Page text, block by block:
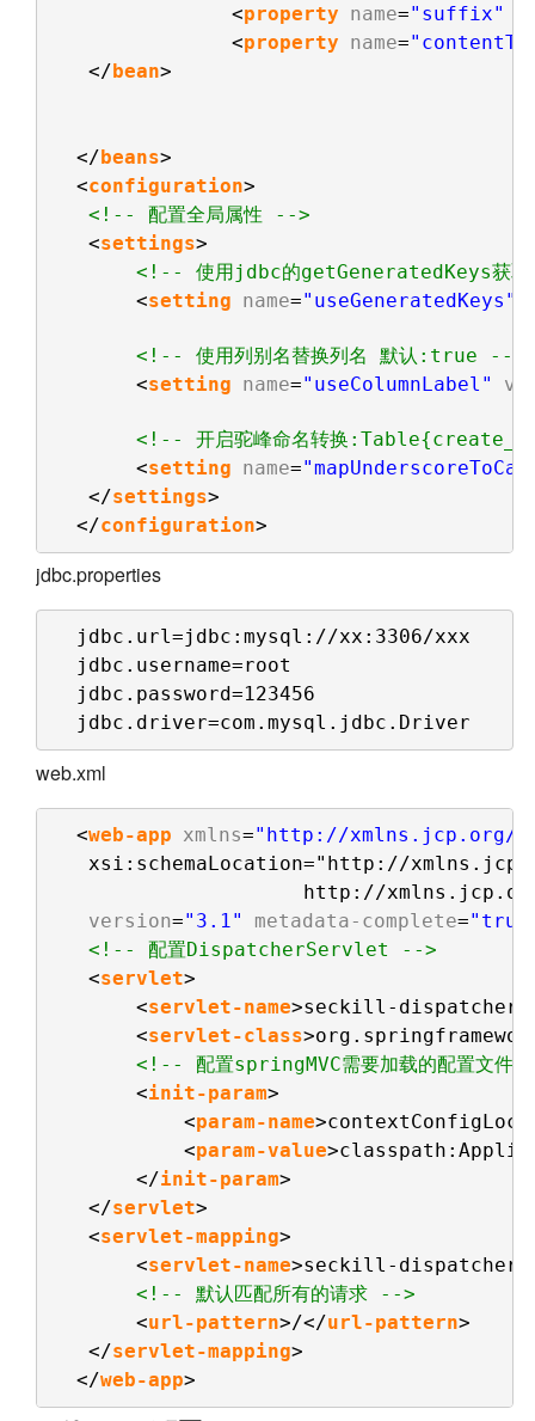
<property name="suffix"
<property name=
</bean>
</beans>
<configuration>
<!-- 配置全局属性 -->
<settings>
<!-- 使用jdbc的getGeneratedKeys获取
<setting name="useGeneratedKeys"
<!-- 使用列别名替换列名 默认:true -->
<setting name="useColumnLabel"
<!-- 开启驼峰命名转换
<setting name=
</settings>
</configuration>
jdbc.properties
jdbc.url=jdbc:mysql://xx:3306/xxx
jdbc.username=root
jdbc.password=123456
jdbc.driver=com.mysql.jdbc.Driver
web.xml
<web-app xmlns="http://xmlns.jcp.org/
xsi:schemaLocation="http://
http://
version="3.1" metadata-complete=
<!-- 配置DispatcherServlet -->
<servlet>
<servlet-name>seckill-
<servlet-class
<!-- 配置springMVC需要加载的配置文件,
<init-param>
<param-name
<param-value
</init-param>
</servlet>
<servlet-mapping>
<servlet-name>seckill-
<!-- 默认匹配所有的请求 -->
<url-pattern>/</url-pattern>
</servlet-mapping>
</web-app>